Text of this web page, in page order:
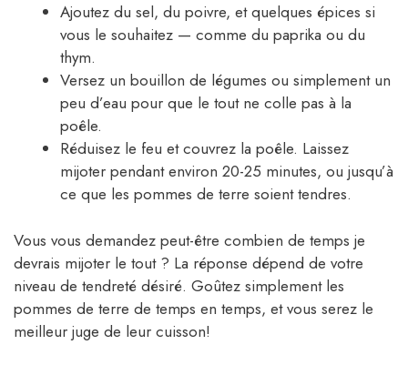
Ajoutez du sel, du poivre, et quelques épices si
vous le souhaitez — comme du paprika ou du
thym.
Versez un bouillon de légumes ou simplement un
peu d’eau pour que le tout ne colle pas à la
poêle.
Réduisez le feu et couvrez la poêle. Laissez
mijoter pendant environ 20-25 minutes, ou jusqu’à
ce que les pommes de terre soient tendres.
Vous vous demandez peut-être combien de temps je
devrais mijoter le tout ? La réponse dépend de votre
niveau de tendreté désiré. Goûtez simplement les
pommes de terre de temps en temps, et vous serez le
meilleur juge de leur cuisson!